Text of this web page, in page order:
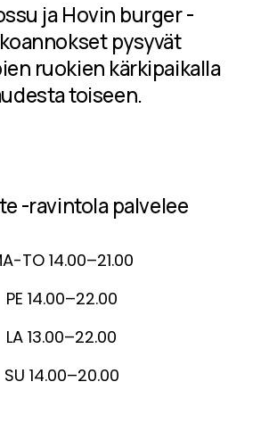
ja Hovin burger -
pysyvät
ruokien kärkipaikalla
toiseen.
-ravintola palvelee
TO 14.00–21.00
PE 14.00–22.00
LA 13.00–22.00
SU 14.00–20.00